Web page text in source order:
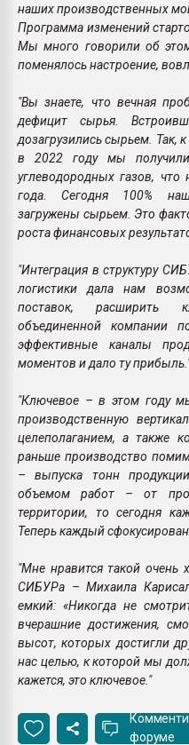
наших производственных
Программа изменений
Мы много говорили об
поменялось настроение,
"Вы знаете, что вечная
дефицит сырья.
дозагрузились сырьем. Так,
в 2022 году мы
углеводородных газов, что
года. Сегодня 100%
загружены сырьем. Это
роста финансовых
"Интеграция в структуру
логистики дала нам
поставок, расширить
объединенной компании
эффективные каналы
моментов и дало ту
"Ключевое – в этом году
производственную
целеполаганием, а также
раньше производство
– выпуска тонн
объемом работ – от
территории, то сегодня
Теперь каждый
"Мне нравится такой очень
СИБУРа – Михаила
емкий: «Никогда не
вчерашние достижения,
высот, которых достигли
нас целью, к которой мы
кажется, это ключевое."
форуме